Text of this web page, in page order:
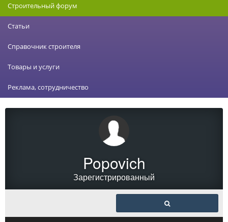
Строительный форум
Статьи
Справочник строителя
Товары и услуги
Реклама, сотрудничество
Popovich
Зарегистрированный